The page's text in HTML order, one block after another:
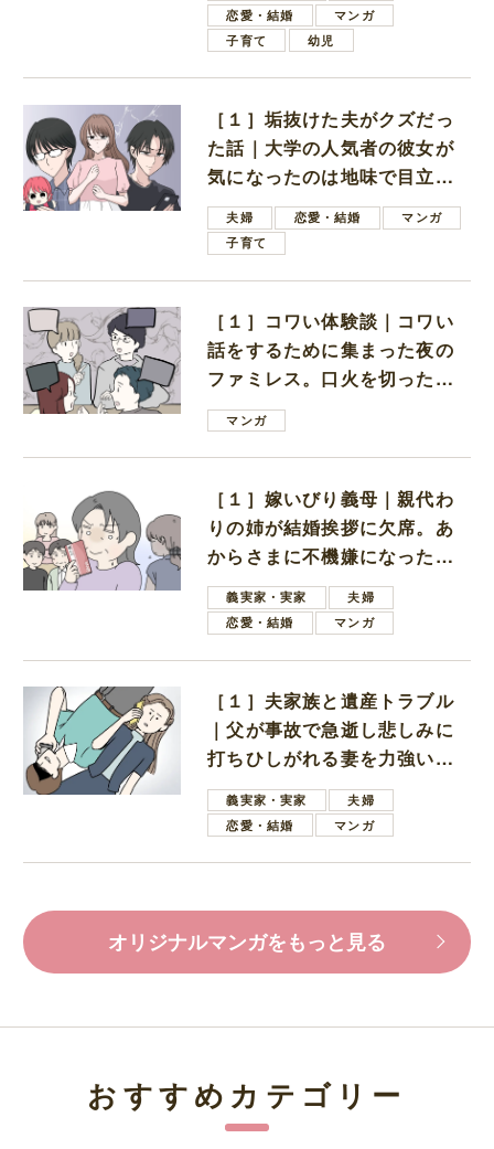
恋愛・結婚
マンガ
子育て
幼児
［１］垢抜けた夫がクズだっ
た話｜大学の人気者の彼女が
気になったのは地味で目立た
ない男子学生
夫婦 恋愛・結婚
マンガ
子育て
［１］コワい体験談｜コワい
話をするために集まった夜の
ファミレス。口火を切ったの
は電車好きの男の子ママ
マンガ
［１］嫁いびり義母｜親代わ
りの姉が結婚挨拶に欠席。あ
からさまに不機嫌になった義
母義実家・実家
夫婦
恋愛・結婚
マンガ
［１］夫家族と遺産トラブル
｜父が事故で急逝し悲しみに
打ちひしがれる妻を力強い言
葉で励ます夫
義実家・実家
夫婦
恋愛・結婚
マンガ
オリジナルマンガをもっと見る
おすすめカテゴリー